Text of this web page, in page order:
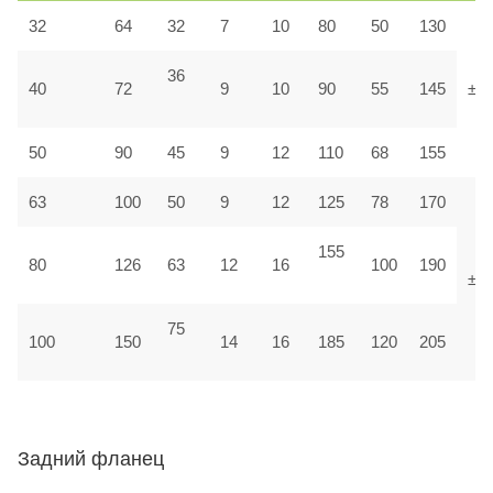
32 64 32 7 10 80 50 130
40 72
36
9 10 90 55 145
50 90 45 9 12 110 68 155
63 100 50 9 12 125 78 170
80 126 63 12 16
155
100 190
100 150
75
14 16 185 120 205
Задний фланец